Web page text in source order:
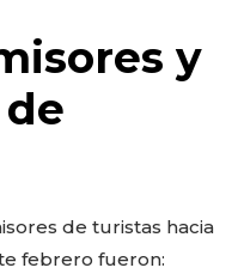
y
de turistas hacia
febrero fueron: